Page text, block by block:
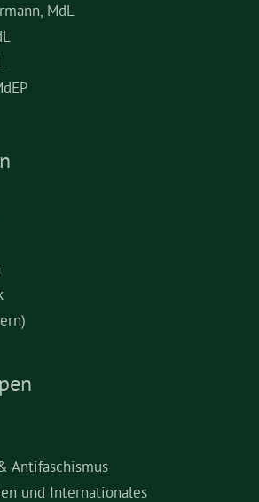
MdL
Antifaschismus
und Internationales